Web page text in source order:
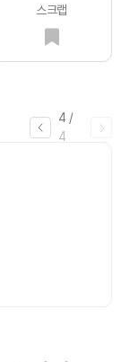
스크랩
4 /
4